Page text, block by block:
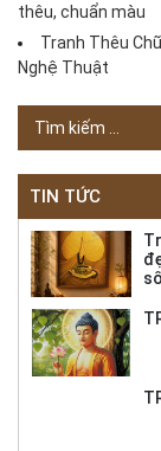
thêu, chuẩn màu
Tranh Thêu
Nghệ Thuật
TIN TỨC